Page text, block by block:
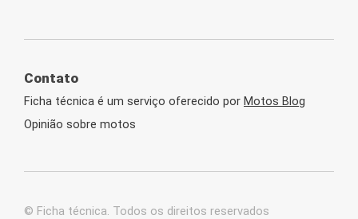
Contato
Ficha técnica é um serviço oferecido por Motos Blog
Opinião sobre motos
© Ficha técnica. Todos os direitos reservados